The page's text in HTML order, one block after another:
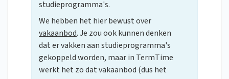
studieprogramma's.
We hebben het hier bewust over
vakaanbod. Je zou ook kunnen denken
dat er vakken aan studieprogramma's
gekoppeld worden, maar in TermTime
werkt het zo dat vakaanbod (dus het